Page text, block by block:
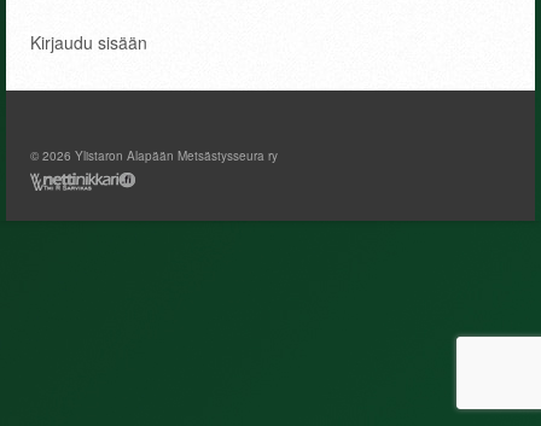
Kirjaudu sisään
© 2026 Ylistaron Alapään Metsästysseura ry